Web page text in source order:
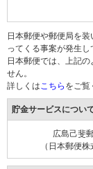
日本郵便や郵便局を
ってくる事案が発生し
日本郵便では、上記
せん。
詳しくは こちらをご覧
貯金サービスについ
広島己斐
（日本郵便株